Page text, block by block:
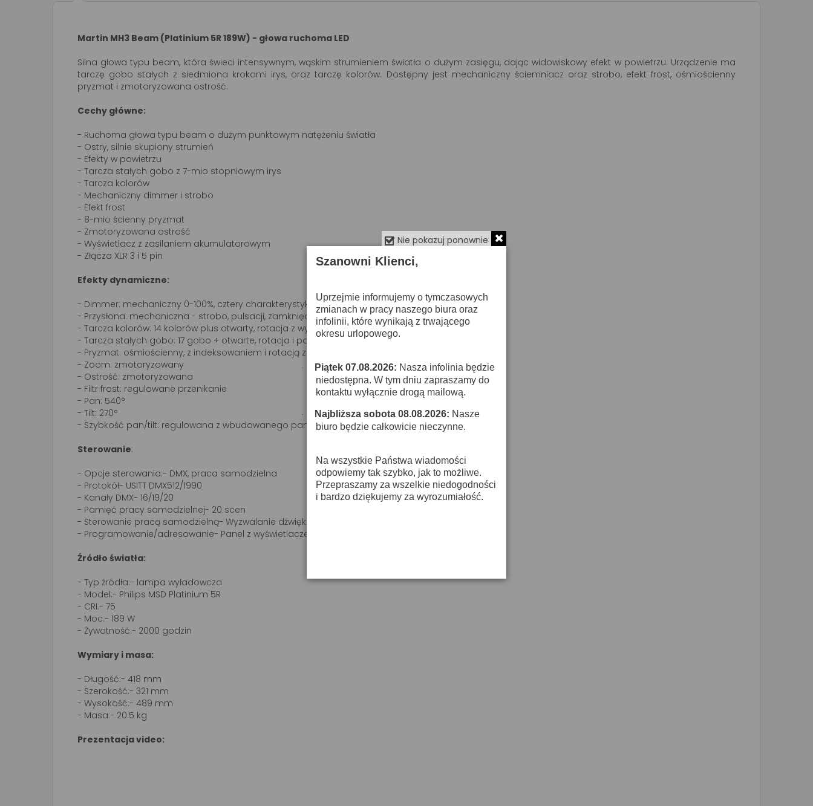
Martin MH3 Beam (Platinium 5R 189W) - głowa ruchoma LED
Silna głowa typu beam, która świeci intensywnym, wąskim strumieniem światła o dużym zasięgu, dając widowiskowy efekt w powietrzu. Urządzenie ma
tarczę gobo stałych z siedmiona krokami irys, oraz tarczę kolorów. Dostępny jest mechaniczny ściemniacz oraz strobo, efekt frost, ośmiościenny
pryzmat i zmotoryzowana ostrość.
Cechy główne:
- Ruchoma głowa typu beam o dużym punktowym natężeniu światła
- Ostry, silnie skupiony strumień
- Efekty w powietrzu
- Tarcza stałych gobo z 7-mio stopniowym irys
- Tarcza kolorów
- Mechaniczny dimmer i strobo
- Efekt frost
- 8-mio ścienny pryzmat
- Zmotoryzowana ostrość
- Wyświetlacz z zasilaniem akumulatorowym
- Złącza XLR 3 i 5 pin
Efekty dynamiczne:
- Dimmer: mechaniczny 0-100%, cztery charakterystyki regulacji
- Przysłona: mechaniczna - strobo, pulsacji, zamknięcie, otwarcie
- Tarcza kolorów: 14 kolorów plus otwarty, rotacja z wybranym kierunkiem i szybkością
- Tarcza stałych gobo: 17 gobo + otwarte, rotacja i potrząsanie całą tarczą
- Pryzmat: ośmiościenny, z indeksowaniem i rotacją z wybranym kierunkiem i szybkością
- Zoom: zmotoryzowany
- Ostrość: zmotoryzowana
- Filtr frost: regulowane przenikanie
- Pan: 540°
- Tilt: 270°
- Szybkość pan/tilt: regulowana z wbudowanego panelu oraz przez DMX
Sterowanie:
- Opcje sterowania:- DMX, praca samodzielna
- Protokół- USITT DMX512/1990
- Kanały DMX- 16/19/20
- Pamięć pracy samodzielnej- 20 scen
- Sterowanie pracą samodzielną- Wyzwalanie dźwiękiem, lub automatyczne
- Programowanie/adresowanie- Panel z wyświetlaczem LED
Źródło światła:
- Typ źródła:- lampa wyładowcza
- Model:- Philips MSD Platinium 5R
- CRI:- 75
- Moc:- 189 W
- Żywotność:- 2000 godzin
Wymiary i masa:
- Długość:- 418 mm
- Szerokość:- 321 mm
- Wysokość:- 489 mm
- Masa:- 20.5 kg
Prezentacja video:
Nie pokazuj ponownie
Szanowni Klienci,
Uprzejmie informujemy o tymczasowych
zmianach w pracy naszego biura oraz
infolinii, które wynikają z trwającego
okresu urlopowego.
· Piątek 07.08.2026: Nasza infolinia będzie
niedostępna. W tym dniu zapraszamy do
kontaktu wyłącznie drogą mailową.
· Najbliższa sobota 08.08.2026: Nasze
biuro będzie całkowicie nieczynne.
Na wszystkie Państwa wiadomości
odpowiemy tak szybko, jak to możliwe.
Przepraszamy za wszelkie niedogodności
i bardzo dziękujemy za wyrozumiałość.